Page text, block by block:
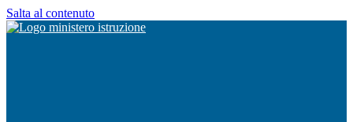
Salta al contenuto